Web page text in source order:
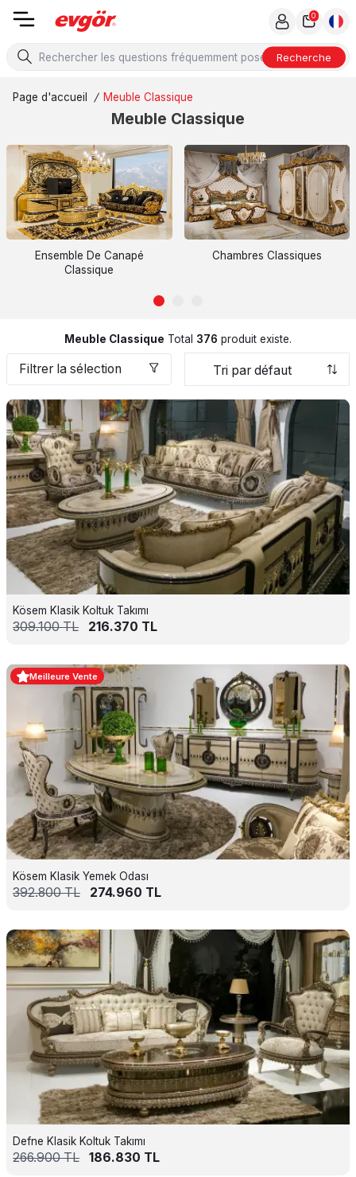
Recherche
0
Page d'accueil / Meuble Classique
Meuble Classique
Ensemble De Canapé
Classique
Chambres Classiques
Filtrer la sélection
Meuble Classique Total 376 produit existe.
Kösem Klasik Koltuk Takımı
309.100TL 216.370 TL
Meilleure Vente
Kösem Klasik Yemek Odası
392.800TL 274.960 TL
Defne Klasik Koltuk Takımı
266.900TL 186.830 TL